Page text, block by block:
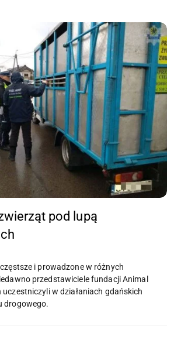
pod lupą
i prowadzone w różnych
przedstawiciele fundacji Animal
w działaniach gdańskich
drogowego.